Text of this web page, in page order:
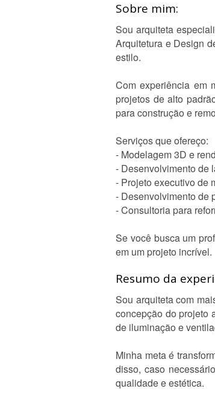
Sobre mim:
Sou arquiteta
Arquitetura e Design
estilo.
Com experiência em
projetos de alto
para construção e
Serviços que ofereço:
- Modelagem 3D e
- Desenvolvimento de
- Projeto executivo de
- Desenvolvimento de
- Consultoria para
Se você busca um
em um projeto incrível.
Resumo da
Sou arquiteta com
concepção do projeto
de iluminação e
Minha meta é
disso, caso
qualidade e estética.